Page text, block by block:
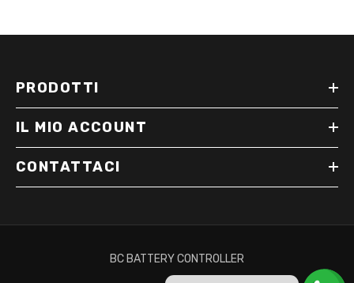
PRODOTTI
IL MIO ACCOUNT
CONTATTACI
BC BATTERY CONTROLLER